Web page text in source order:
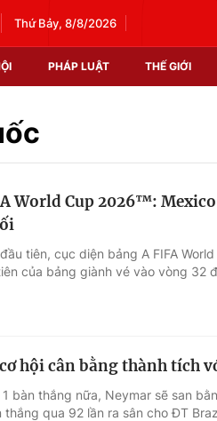
Thứ Bảy, 8/8/2026
PHÁP LUẬT THẾ GIỚI
Thị trường
Góc doanh nghiệp
World Cup 2026™:
tiên, cục diện bảng A FIFA
của bảng giành vé vào vòng 32
hội cân bằng thành tích
bàn thắng nữa, Neymar sẽ san
qua 92 lần ra sân cho ĐT